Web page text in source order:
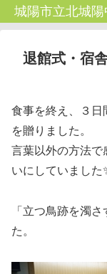
城陽市立北城陽
退館式・宿
食事を終え、３日
を贈りました。
言葉以外の方法で
いにしていました
「立つ鳥跡を濁
た。